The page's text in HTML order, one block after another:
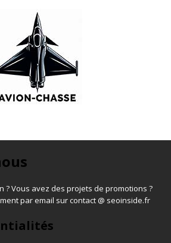
? Vous avez des projets de promotions ?
par email sur contact @ seoinside.fr